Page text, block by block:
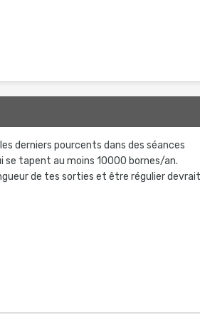
derniers pourcents dans des séances
tapent au moins 10000 bornes/an.
de tes sorties et être régulier